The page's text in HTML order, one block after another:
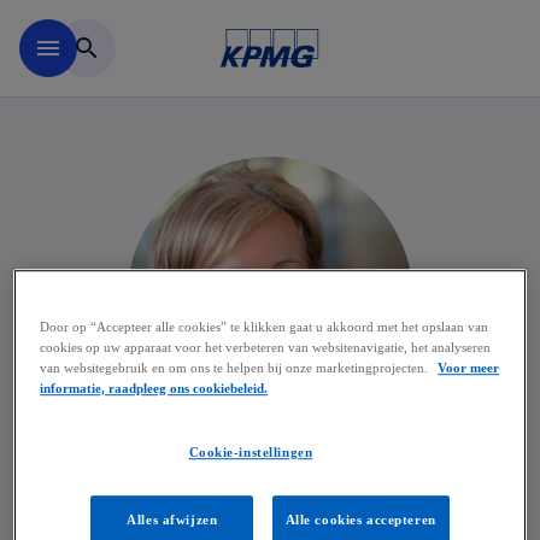
menu search
Caroline Heynderickx
Door op “Accepteer alle cookies” te klikken gaat u akkoord met het opslaan van
cookies op uw apparaat voor het verbeteren van websitenavigatie, het analyseren
van websitegebruik en om ons te helpen bij onze marketingprojecten.
Voor meer
informatie, raadpleeg ons cookiebeleid.
Cookie-instellingen
Alles afwijzen Alle cookies accepteren